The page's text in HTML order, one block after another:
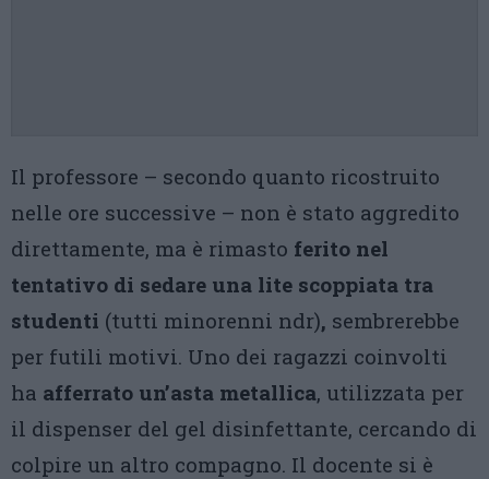
Il professore – secondo quanto ricostruito
nelle ore successive – non è stato aggredito
direttamente, ma è rimasto ferito nel
tentativo di sedare una lite scoppiata tra
studenti (tutti minorenni ndr), sembrerebbe
per futili motivi. Uno dei ragazzi coinvolti
ha afferrato un’asta metallica, utilizzata per
il dispenser del gel disinfettante, cercando di
colpire un altro compagno. Il docente si è